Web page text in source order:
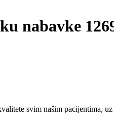
nabavke
svim našim pacijentima,